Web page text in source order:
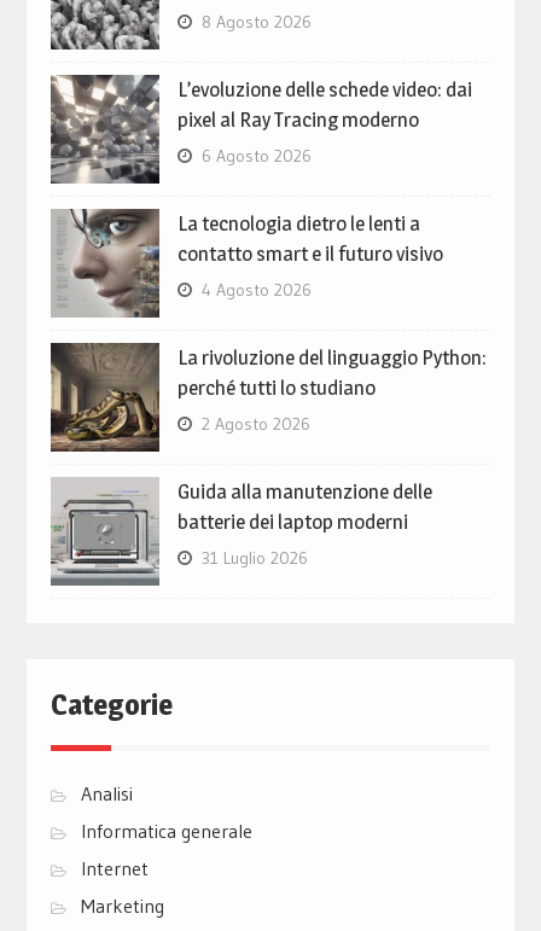
8 Agosto 2026
L’evoluzione delle schede video: dai
pixel al Ray Tracing moderno
6 Agosto 2026
La tecnologia dietro le lenti a
contatto smart e il futuro visivo
4 Agosto 2026
La rivoluzione del linguaggio Python:
perché tutti lo studiano
2 Agosto 2026
Guida alla manutenzione delle
batterie dei laptop moderni
31 Luglio 2026
Categorie
Analisi
Informatica generale
Internet
Marketing